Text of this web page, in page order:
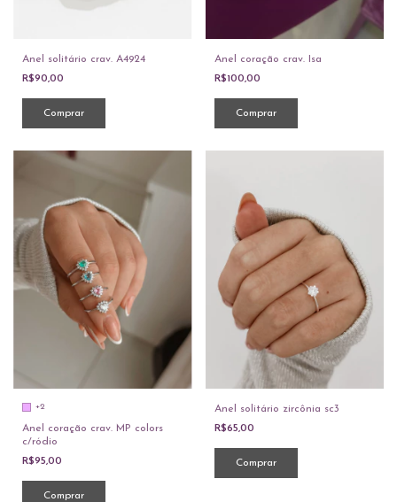
Anel solitário crav. A4924
R$90,00
Comprar
Anel coração crav. Isa
R$100,00
Comprar
+2
Anel coração crav. MP colors
c/ródio
R$95,00
Comprar
Anel solitário zircônia sc3
R$65,00
Comprar